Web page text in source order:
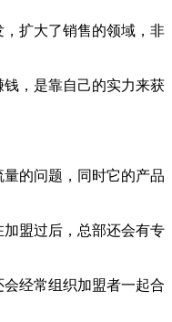
扩大了销售的领域，非
，是靠自己的实力来获
的问题，同时它的产品
盟过后，总部还会有专
经常组织加盟者一起合